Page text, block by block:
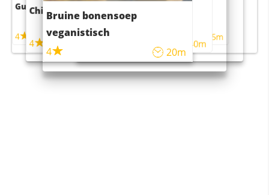
Guacamole
4
Chili con carne
4
Bruine bonensoep
veganistisch
4
20m
Sushi rijstsalade
maaltijdsalade
40m
4 55m